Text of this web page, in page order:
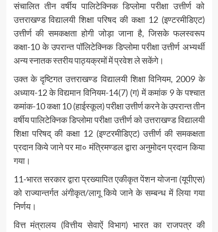
संचालित तीन वर्षीय पालिटेक्निक डिप्लोमा परीक्षा उत्तीर्ण को
उत्तराखण्ड विद्यालयी शिक्षा परिषद की कक्षा 12 (इण्टरमीडिएट)
उत्तीर्ण की समकक्षता होगी जोड़ा जाना है, जिसके फलस्वरूप
कक्षा-10 के उपरान्त पॉलिटेक्निक डिप्लोमा परीक्षा उत्तीर्ण अभ्यर्थी
अन्य स्नातक स्तरीय पाठ्यक्रमों में प्रवेश ले सकेंगे।
उक्त के दृष्टिगत उत्तराखण्ड विद्यालयी शिक्षा विनियम, 2009 के
अध्याय-12 के विद्यमान विनियम-14(7) (ग) में कमांक 9 के पश्चात
कमांक-10 कक्षा 10 (हाईस्कूल) परीक्षा उत्तीर्ण करने के उपरान्त तीन
वर्षीय पालिटेक्निक डिप्लोमा परीक्षा उत्तीर्ण को उत्तराखण्ड विद्यालयी
शिक्षा परिषद् की कक्षा 12 (इण्टरमीडिएट) उत्तीर्ण की समकक्षता
प्रदान किये जाने पर मा० मंत्रिमण्डल द्वारा अनुमोदन प्रदान किया
गया।
11-भारत सरकार द्वारा प्रख्यापित एकीकृत पेंशन योजना (यूपीएस)
को राज्यान्तर्गत अंगीकृत/लागू किये जाने के सम्बन्ध में लिया गया
निर्णय।
वित्त मंत्रालय (वित्तीय सेवाऐं विभाग) भारत का राजपत्र की